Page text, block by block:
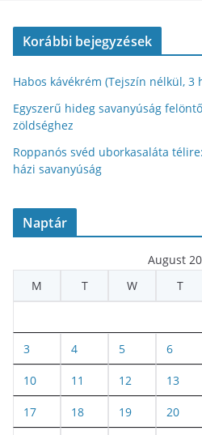
Korábbi bejegyzések
Habos kávékrém (Tejszín nélkül, 3
Egyszerű hideg savanyúság
zöldséghez
Roppanós svéd uborkasaláta
házi savanyúság
Naptár
August
M
T W T
3 4 5 6
10 11 12 13
17 18 19 20